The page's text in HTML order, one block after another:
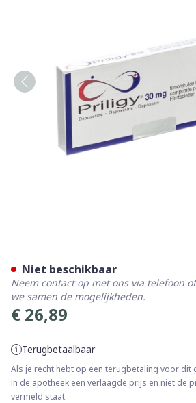
€ 26,89
Terugbetaalbaar
Als je recht hebt op een terugbetaling voor dit
in de apotheek een verlaagde prijs en niet de
vermeld staat.
Niet beschikbaar
Neem contact op met ons via telefoon
we samen de mogelijkheden.